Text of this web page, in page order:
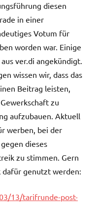
diesen
in einer
Votum für
worden war. Einige
ver.di angekündigt.
wissen wir, dass das
Beitrag leisten,
zu
aufzubauen. Aktuell
werben, bei der
dieses
zu stimmen. Gern
genutzt werden:
13/tarifrunde-post-